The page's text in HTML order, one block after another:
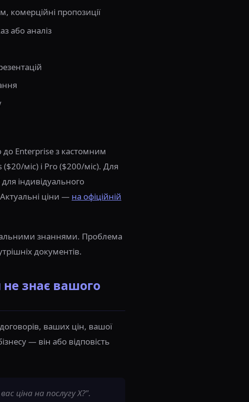
комерційні пропозиції
або аналіз
до Enterprise з кастомним
міс) і Pro ($200/міс). Для
індивідуального
ціни — на офіційній
знаннями. Проблема
документів.
не знає вашого
ваших цін, вашої
— він або відповість
ціна на послугу X?".